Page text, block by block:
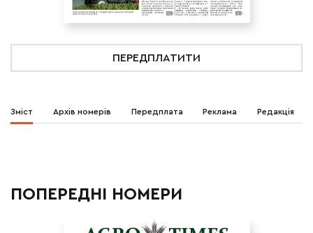
ПЕРЕДПЛАТИТИ
Зміст Архів номерів Передплата Реклама Редакція
ПОПЕРЕДНІ НОМЕРИ